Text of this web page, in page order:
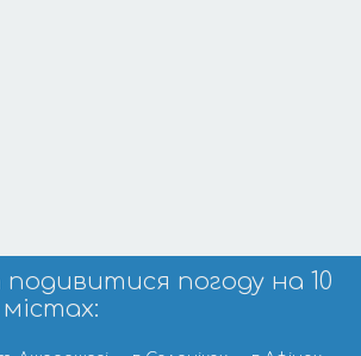
подивитися погоду на 10